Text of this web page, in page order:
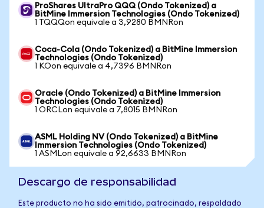
ProShares UltraPro QQQ (Ondo Tokenized) a
BitMine Immersion Technologies (Ondo Tokenized)
1 TQQQon equivale a 3,9280 BMNRon
Coca-Cola (Ondo Tokenized) a BitMine Immersion
Technologies (Ondo Tokenized)
1 KOon equivale a 4,7396 BMNRon
Oracle (Ondo Tokenized) a BitMine Immersion
Technologies (Ondo Tokenized)
1 ORCLon equivale a 7,8015 BMNRon
ASML Holding NV (Ondo Tokenized) a BitMine
Immersion Technologies (Ondo Tokenized)
1 ASMLon equivale a 92,6633 BMNRon
Descargo de responsabilidad
Este producto no ha sido emitido, patrocinado, respaldado